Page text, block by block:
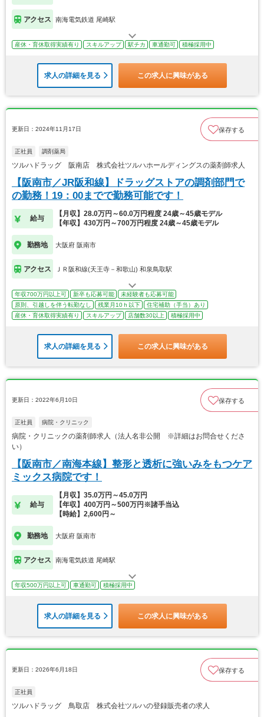
アクセス 南海電気鉄道 尾崎駅
産休・育休取得実績有り スキルアップ 駅チカ 車通勤可 積極採用中
求人の詳細を見る この求人に興味がある
更新日：2024年11月17日 保存する
正社員 調剤薬局
ツルハドラッグ 阪南店 株式会社ツルハホールディングスの薬剤師求人
【阪南市／JR阪和線】ドラッグストアの調剤部門で
の勤務！19：00までで勤務可能です！
給与
【月収】28.0万円～60.0万円程度 24歳～45歳モデル
【年収】430万円～700万円程度 24歳～45歳モデル
勤務地 大阪府 阪南市
アクセス ＪＲ阪和線(天王寺－和歌山) 和泉鳥取駅
年収700万円以上可 新卒も応募可能
未経験者も応募可能
原則、引越しを伴う転勤なし
残業月10ｈ以下
住宅補助（手当）あり
産休・育休取得実績有り
スキルアップ 店舗数30以上 積極採用中
求人の詳細を見る この求人に興味がある
更新日：2022年6月10日 保存する
正社員 病院・クリニック
病院・クリニックの薬剤師求人（法人名非公開 ※詳細はお問合せくださ
い）
【阪南市／南海本線】整形と透析に強いみをもつケア
ミックス病院です！
給与
【月収】35.0万円～45.0万円
【年収】400万円～500万円※諸手当込
【時給】2,600円～
勤務地 大阪府 阪南市
アクセス 南海電気鉄道 尾崎駅
年収500万円以上可 車通勤可 積極採用中
求人の詳細を見る この求人に興味がある
更新日：2026年6月18日 保存する
正社員
ツルハドラッグ 鳥取店 株式会社ツルハの登録販売者の求人